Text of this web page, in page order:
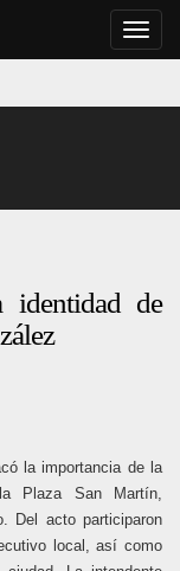
Toggle
identidad de
la importancia de la
Plaza San Martín,
Del acto participaron
local, así como